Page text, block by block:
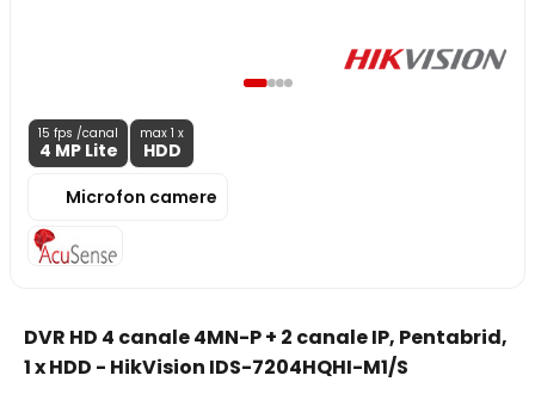
15 fps /canal
4 MPLite
max 1 x
HDD
Microfon camere
DVR HD 4 canale 4MN-P + 2 canale IP, Pentabrid,
1 x HDD - HikVision IDS-7204HQHI-M1/S